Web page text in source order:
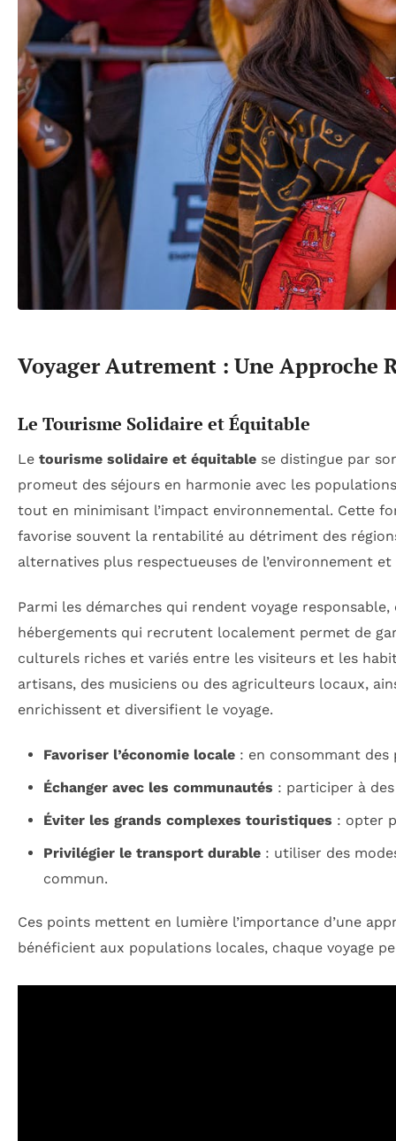
Voyager Autrement : Une Approche
Le Tourisme Solidaire et Équitable
Le tourisme solidaire et équitable se distingue par
promeut des séjours en harmonie avec les
tout en minimisant l’impact environnemental. Cette
favorise souvent la rentabilité au détriment des
alternatives plus respectueuses de l’environnement
Parmi les démarches qui rendent voyage
hébergements qui recrutent localement permet de
culturels riches et variés entre les visiteurs et les
artisans, des musiciens ou des agriculteurs locaux,
enrichissent et diversifient le voyage.
Favoriser l’économie locale: en consommant des
Échanger avec les communautés : participer à
Éviter les grands complexes touristiques : opter
Privilégier le transport durable: utiliser des
commun.
Ces points mettent en lumière l’importance d’une
bénéficient aux populations locales, chaque voyage